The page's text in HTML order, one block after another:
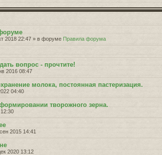
2018 22:47 » в форуме Правила форума
вопрос - прочтите!
2016 08:47
молока, постоянная пастеризация.
04:40
творожного зерна.
2015 14:41
2020 13:12